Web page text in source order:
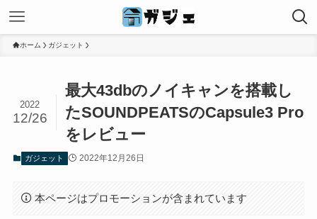
ホーム ガジェット
最大43dbのノイキャンを搭載し
たSOUNDPEATSのCapsule3 Pro
をレビュー
2022
12/26
ガジェット 2022年12月26日
本ページはプロモーションが含まれています